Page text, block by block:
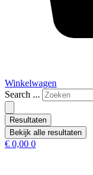
Winkelwagen
Search ...
Resultaten
Bekijk alle resultaten
€ 0,00 0